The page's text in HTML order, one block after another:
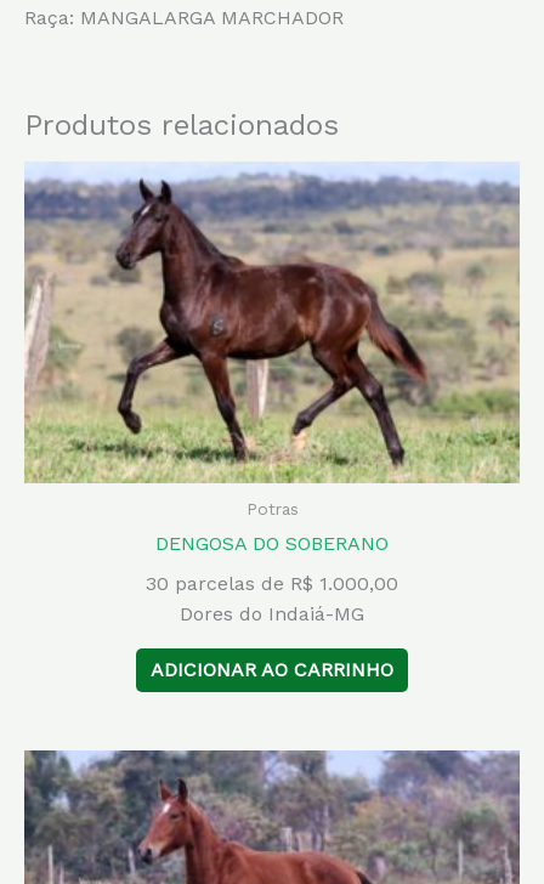
Raça: MANGALARGA MARCHADOR
Produtos relacionados
Potras
DENGOSA DO SOBERANO
30 parcelas de R$ 1.000,00
Dores do Indaiá-MG
ADICIONAR AO CARRINHO